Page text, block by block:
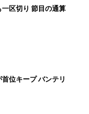
区切り 節目の通算
位キープ バンテリ